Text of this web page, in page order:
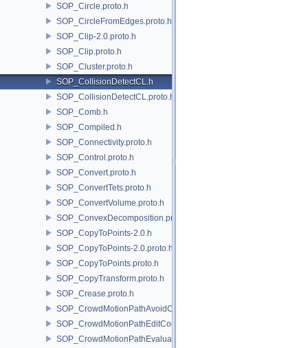
SOP_Circle.proto.h
SOP_CircleFromEdges.proto.h
SOP_Clip-2.0.proto.h
SOP_Clip.proto.h
SOP_Cluster.proto.h
SOP_CollisionDetectCL.h
SOP_CollisionDetectCL.proto.h
SOP_Comb.h
SOP_Compiled.h
SOP_Connectivity.proto.h
SOP_Control.proto.h
SOP_Convert.proto.h
SOP_ConvertTets.proto.h
SOP_ConvertVolume.proto.h
SOP_ConvexDecomposition.proto.h
SOP_CopyToPoints-2.0.h
SOP_CopyToPoints-2.0.proto.h
SOP_CopyToPoints.proto.h
SOP_CopyTransform.proto.h
SOP_Crease.proto.h
SOP_CrowdMotionPathAvoidCore.proto.h
SOP_CrowdMotionPathEditCore.proto.h
SOP_CrowdMotionPathEvaluateCore.proto.h